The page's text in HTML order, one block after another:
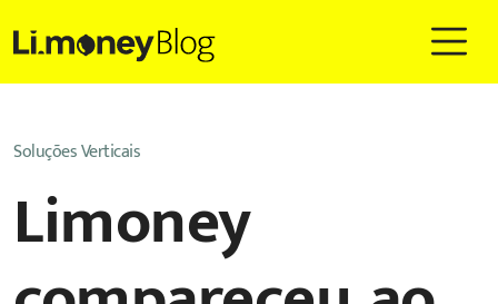
Soluções Verticais
Limoney